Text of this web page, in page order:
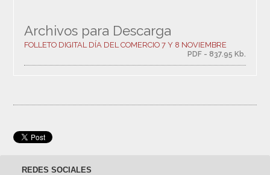
Archivos para Descarga
FOLLETO DIGITAL DÍA DEL COMERCIO 7 Y 8 NOVIEMBRE
PDF - 837.95 Kb.
REDES SOCIALES